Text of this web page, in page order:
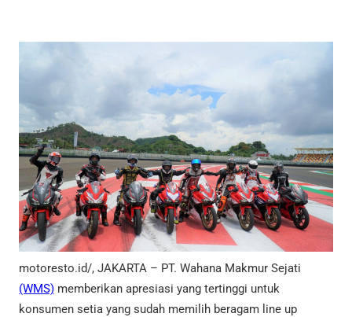
motoresto.id/, JAKARTA – PT. Wahana Makmur Sejati
(WMS) memberikan apresiasi yang tertinggi untuk
konsumen setia yang sudah memilih beragam line up